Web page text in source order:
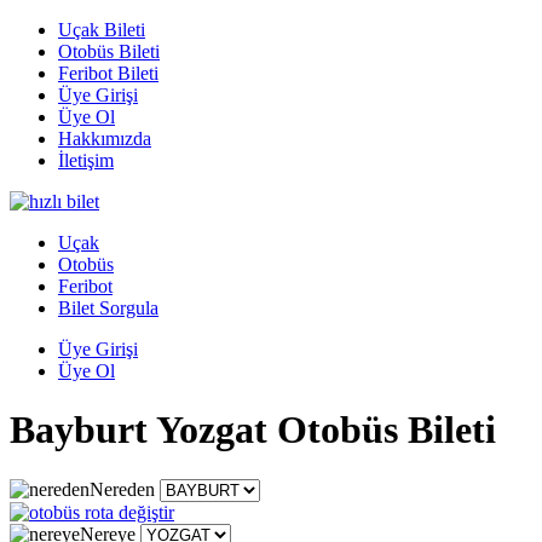
Uçak Bileti
Otobüs Bileti
Feribot Bileti
Üye Girişi
Üye Ol
Hakkımızda
İletişim
Uçak
Otobüs
Feribot
Bilet Sorgula
Üye Girişi
Üye Ol
Bayburt Yozgat Otobüs Bileti
Nereden
Nereye